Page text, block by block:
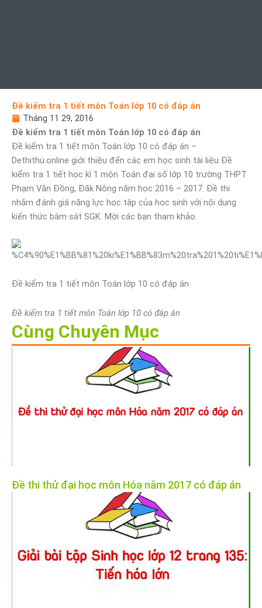
Đề kiểm tra 1 tiết môn Toán lớp 10 có đáp án
Tháng 11 29, 2016
Đề kiểm tra 1 tiết môn Toán lớp 10 có đáp án
Đề kiểm tra 1 tiết môn Toán lớp 10 có đáp án –
Dethithu.online giới thiệu đến các em học sinh tài liệu Đề
kiểm tra 1 tiết học kì 1 môn Toán đại số lớp 10 trường THPT
Phạm Văn Đồng, Đăk Nông năm học 2016 – 2017. Đề thi
nhằm đánh giá năng lực học tập của học sinh với nội dung
kiến thức bám sát SGK. Mời các bạn tham khảo.
Đề kiểm tra 1 tiết môn Toán lớp 10 có đáp án
Đề kiểm tra 1 tiết môn Toán lớp 10 có đáp án
Cùng Chuyên Mục
Đề thi thử đại học môn Hóa năm 2017 có đáp án